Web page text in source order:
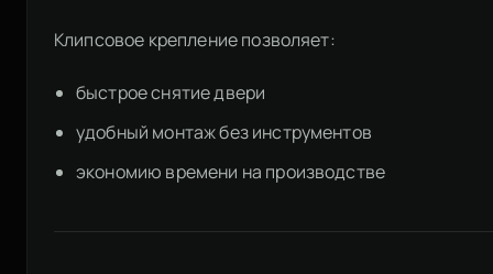
Клипсовое крепление позволяет:
быстрое снятие двери
удобный монтаж без инструментов
экономию времени на производстве